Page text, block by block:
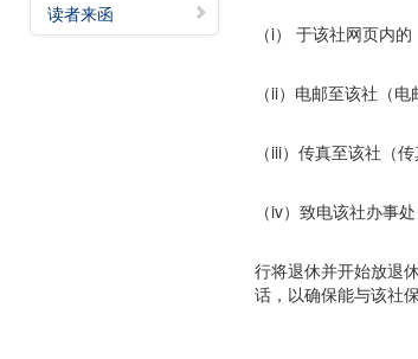
读者来函
（i） 于该社网页内
（ii）电邮至该社（
（iii）传真至该社（
（iv）致电该社办事
行将退休并开始放退
话，以确保能与该社保